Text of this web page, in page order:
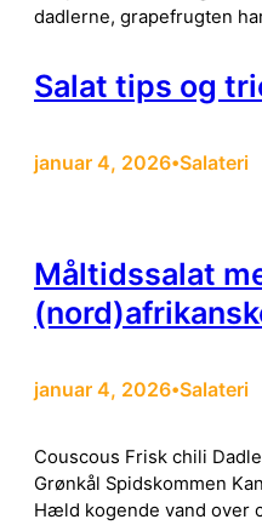
dadlerne, grapefrugten
Salat tips og
januar 4, 2026•Salateri
Måltidssalat
januar 4, 2026•Salateri
Couscous Frisk chili
Grønkål Spidskommen
Hæld kogende vand over